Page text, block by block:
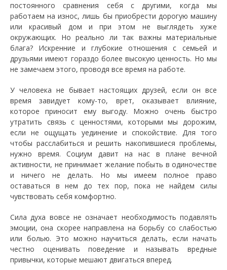
постоянного сравнения себя с другими, когда мы
работаем на износ, лишь бы приобрести дорогую машину
или красивый дом и при этом не выглядеть хуже
окружающих. Но реально ли так важны материальные
блага? Искренние и глубокие отношения с семьей и
друзьями имеют гораздо более высокую ценность. Но мы
не замечаем этого, проводя все время на работе.
У человека не бывает настоящих друзей, если он все
время завидует кому-то, врет, оказывает влияние,
которое приносит ему выгоду. Можно очень быстро
утратить связь с ценностями, которыми мы дорожим,
если не ощущать уединение и спокойствие. Для того
чтобы расслабиться и решить накопившиеся проблемы,
нужно время. Социум давит на нас в плане вечной
активности, не принимает желание побыть в одиночестве
и ничего не делать. Но мы имеем полное право
оставаться в нем до тех пор, пока не найдем силы
чувствовать себя комфортно.
Сила духа вовсе не означает необходимость подавлять
эмоции, она скорее направлена на борьбу со слабостью
или болью. Это можно научиться делать, если начать
честно оценивать поведение и называть вредные
привычки, которые мешают двигаться вперед.